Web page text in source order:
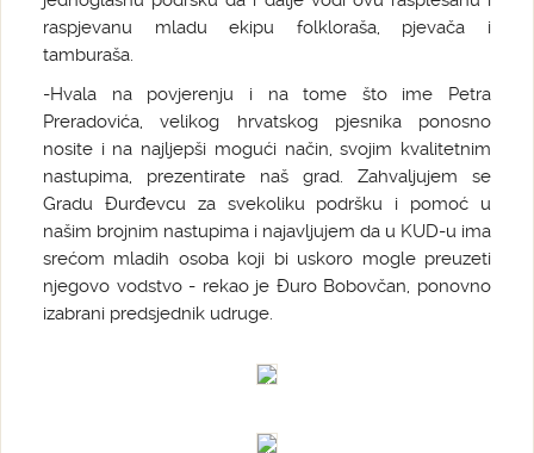
raspjevanu mladu ekipu folkloraša, pjevača i
tamburaša.
-Hvala na povjerenju i na tome što ime Petra
Preradovića, velikog hrvatskog pjesnika ponosno
nosite i na najljepši mogući način, svojim kvalitetnim
nastupima, prezentirate naš grad. Zahvaljujem se
Gradu Đurđevcu za svekoliku podršku i pomoć u
našim brojnim nastupima i najavljujem da u KUD-u ima
srećom mladih osoba koji bi uskoro mogle preuzeti
njegovo vodstvo - rekao je Đuro Bobovčan, ponovno
izabrani predsjednik udruge.